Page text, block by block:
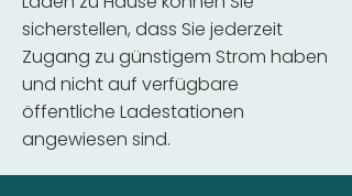
sicherstellen, dass Sie jederzeit
Zugang zu günstigem Strom haben
und nicht auf verfügbare
öffentliche Ladestationen
angewiesen sind.